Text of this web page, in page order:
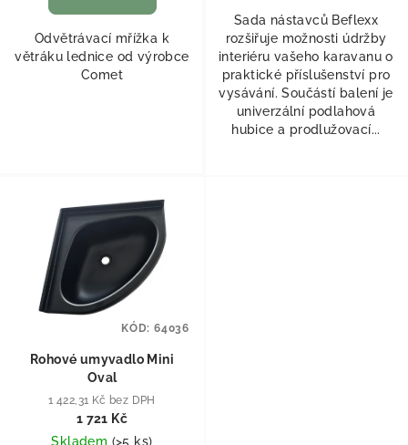
Odvětrávací mřížka k
větráku lednice od výrobce
Comet
Sada nástavců Beflexx
rozšiřuje možnosti údržby
interiéru vašeho karavanu o
praktické příslušenství pro
vysávání. Součástí balení je
univerzální podlahová
hubice a prodlužovací...
Rohové umyvadlo Mini
Oval
1 422,31 Kč bez DPH
1 721 Kč
Skladem (>5 ks)
KÓD: 64036